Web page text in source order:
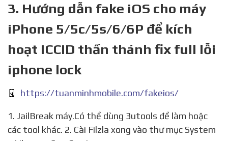
3. Hướng dẫn fake iOS cho máy
iPhone 5/5c/5s/6/6P để kích
hoạt ICCID thần thánh fix full lỗi
iphone lock
https://tuanminhmobile.com/fakeios/
1. JailBreak máy.Có thể dùng 3utools để làm hoặc
các tool khác. 2. Cài Filzla xong vào thư mục System